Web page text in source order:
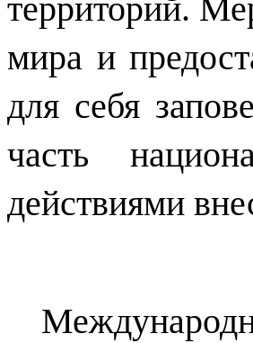
территорий.
мира и
для себя
часть
действиями